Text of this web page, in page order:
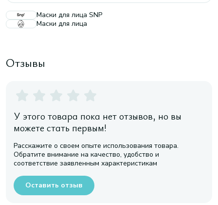
Маски для лица SNP
Маски для лица
Отзывы
У этого товара пока нет отзывов, но вы
можете стать первым!
Расскажите о своем опыте использования товара.
Обратите внимание на качество, удобство и
соответствие заявленным характеристикам
Оставить отзыв